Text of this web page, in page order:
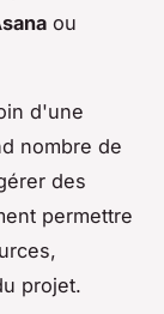
ou
d'une
nombre de
des
permettre
projet.